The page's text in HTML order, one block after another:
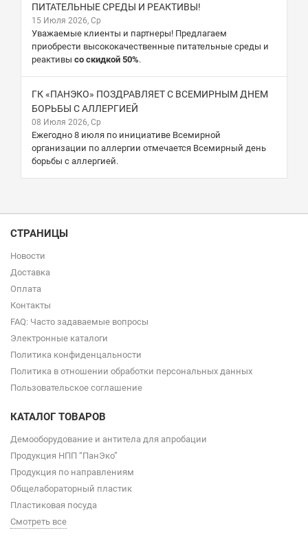
ПИТАТЕЛЬНЫЕ СРЕДЫ И РЕАКТИВЫ!
15 Июля 2026, Ср
Уважаемые клиенты и партнеры! Предлагаем
приобрести высококачественные питательные среды и
реактивы со скидкой 50%.
ГК «ПАНЭКО» ПОЗДРАВЛЯЕТ С ВСЕМИРНЫМ ДНЕМ
БОРЬБЫ С АЛЛЕРГИЕЙ
08 Июля 2026, Ср
Ежегодно 8 июля по инициативе Всемирной
организации по аллергии отмечается Всемирный день
борьбы с аллергией.
СТРАНИЦЫ
Новости
Доставка
Оплата
Контакты
FAQ: Часто задаваемые вопросы
Электронные каталоги
Политика конфиденцальности
Политика в отношении обработки персональных данных
Пользовательское соглашение
КАТАЛОГ ТОВАРОВ
Демооборудование и антитела для апробации
Продукция НПП “ПанЭко”
Продукция по направлениям
Общелабораторный пластик
Пластиковая посуда
Смотреть все